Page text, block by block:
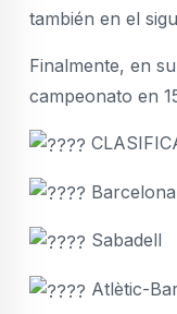
también en el
Finalmente, en
campeonato en
Barcelona
Sabadell
Atlètic-